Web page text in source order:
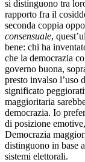
si distinguono tra
rapporto fra il
seconda coppia
consensuale,
bene: chi ha
che la democrazia
governo buona,
presto invalso l’uso
significato
maggioritaria
democrazia. Io
di posizione
Democrazia
distinguono in base
sistemi elettorali.